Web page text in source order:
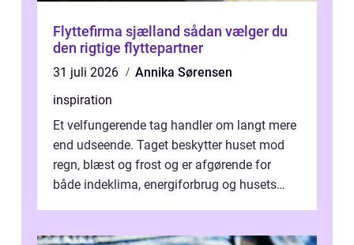
Flyttefirma sjælland sådan vælger du
den rigtige flyttepartner
31 juli 2026
Annika Sørensen
inspiration
Et velfungerende tag handler om langt mere
end udseende. Taget beskytter huset mod
regn, blæst og frost og er afgørende for
både indeklima, energiforbrug og husets